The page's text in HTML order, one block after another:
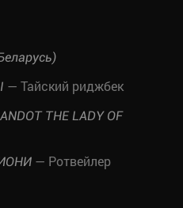
— Тайский риджбек
THE LADY OF
— Ротвейлер